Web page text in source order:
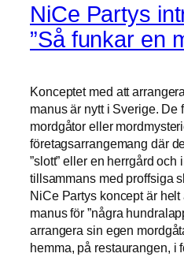
NiCe Partys
”Så funkar en
Konceptet med att
manus är nytt i Sverige.
mordgåtor eller
företagsarrangemang där
”slott” eller en herrgård
tillsammans med proffsiga
NiCe Partys koncept är
manus för ”några
arrangera sin egen
hemma, på restaurangen, i